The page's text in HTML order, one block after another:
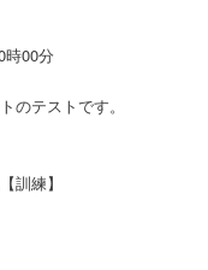
時00分
のテストです。
訓練】